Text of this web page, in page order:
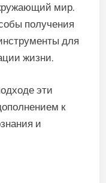
мир.
получения
для
жизни.
эти
к
и